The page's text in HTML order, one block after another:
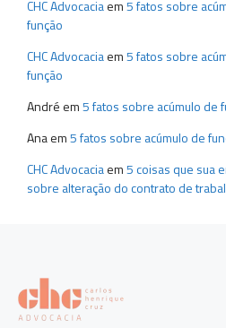
CHC Advocaciaem5 fatos sobre
função
CHC Advocaciaem5 fatos sobre
função
André em5 fatos sobre acúmulo de
Anaem5 fatos sobre acúmulo de
CHC Advocaciaem5 coisas que sua
sobre alteração do contrato de